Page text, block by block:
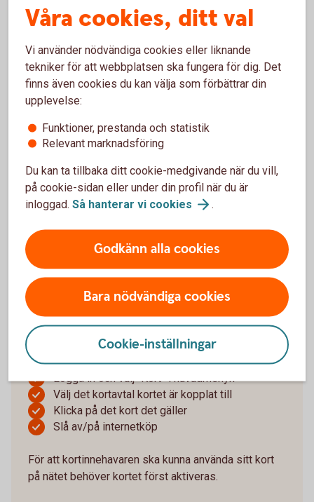
internetbanken eller appen.
Välj det kortavtal kortet är kopplat till
Klicka på det kort det gäller. Det står intill kortet
om det behöver aktiveras
Fyll i utgångsdatum och klicka på “Aktivera”
Om du saknar internetbanksavtal eller ska aktivera
transaktion i butik eller i någon av bankomats
automater.
Slå av eller på internetköp
Nya företagskort distribueras med internetköp
påslaget. Du kan enkelt slå av internetköp som
behörighetsadministratör.
Logga in och välj “Kort” i huvudmenyn
Välj det kortavtal kortet är kopplat till
Klicka på det kort det gäller
Slå av/på internetköp
För att kortinnehavaren ska kunna använda sitt kort
på nätet behöver kortet först aktiveras.
Våra cookies, ditt val
Vi använder nödvändiga cookies eller liknande
tekniker för att webbplatsen ska fungera för dig. Det
finns även cookies du kan välja som förbättrar din
upplevelse:
Funktioner, prestanda och statistik
Relevant marknadsföring
Du kan ta tillbaka ditt cookie-medgivande när du vill,
på cookie-sidan eller under din profil när du är
inloggad. Så hanterar vi cookies .
Godkänn alla cookies
Bara nödvändiga cookies
Cookie-inställningar